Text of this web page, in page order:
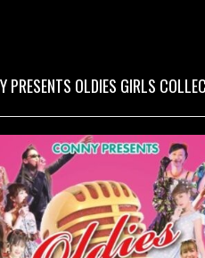
PRESENTS OLDIES GIRLS